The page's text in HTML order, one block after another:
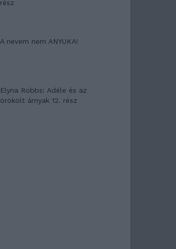
rész
A nevem nem ANYUKA!
Elyna Robbs: Adéle és az
örökölt árnyak 12. rész